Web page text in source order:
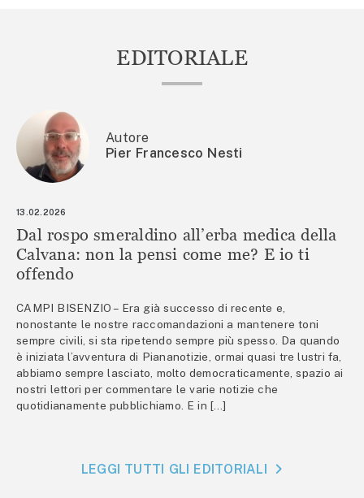
EDITORIALE
Autore
Pier Francesco Nesti
13.02.2026
Dal rospo smeraldino all’erba medica della
Calvana: non la pensi come me? E io ti
offendo
CAMPI BISENZIO – Era già successo di recente e,
nonostante le nostre raccomandazioni a mantenere toni
sempre civili, si sta ripetendo sempre più spesso. Da quando
è iniziata l’avventura di Piananotizie, ormai quasi tre lustri fa,
abbiamo sempre lasciato, molto democraticamente, spazio ai
nostri lettori per commentare le varie notizie che
quotidianamente pubblichiamo. E in […]
LEGGI TUTTI GLI EDITORIALI